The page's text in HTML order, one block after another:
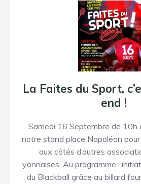
La Faites du Sport,
end !
Samedi 16 Septembre de 10h
notre stand place Napoléon
aux côtés d’autres
yonnaises. Au programme :
du Blackball grâce au billard